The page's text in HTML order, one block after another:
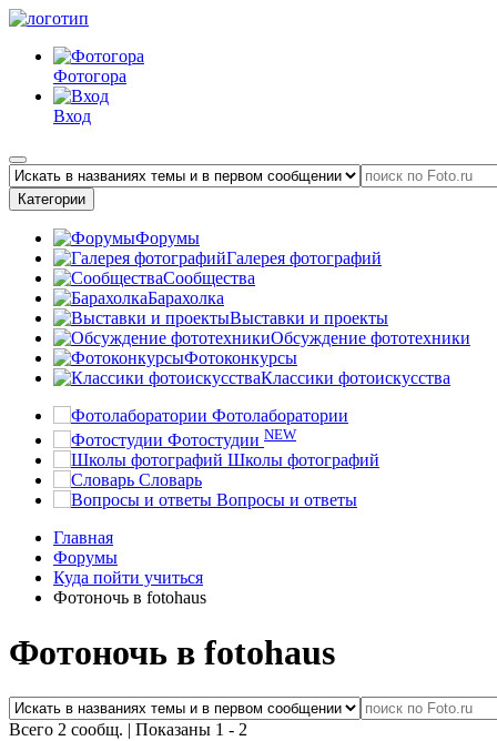
Фотогора
Вход
Категории
Форумы
Галерея фотографий
Сообщества
Барахолка
Выставки и проекты
Обсуждение фототехники
Фотоконкурсы
Классики фотоискусства
Фотолаборатории
Фотостудии NEW
Школы фотографий
Словарь
Вопросы и ответы
Главная
Форумы
Куда пойти учиться
Фотоночь в fotohaus
Фотоночь в fotohaus
Всего 2 сообщ. | Показаны 1 - 2